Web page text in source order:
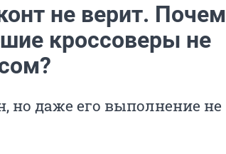
не верит.
кроссоверы не
но даже его выполнение не